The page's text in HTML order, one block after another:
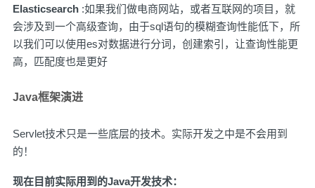
Elasticsearch :如果我们做电商网站，或者互联网的项目，就
会涉及到一个高级查询，由于sql语句的模糊查询性能低下，所
以我们可以使用es对数据进行分词，创建索引，让查询性能更
高，匹配度也是更好
Java框架演进
Servlet技术只是一些底层的技术。实际开发之中是不会用到
的！
现在目前实际用到的Java开发技术：